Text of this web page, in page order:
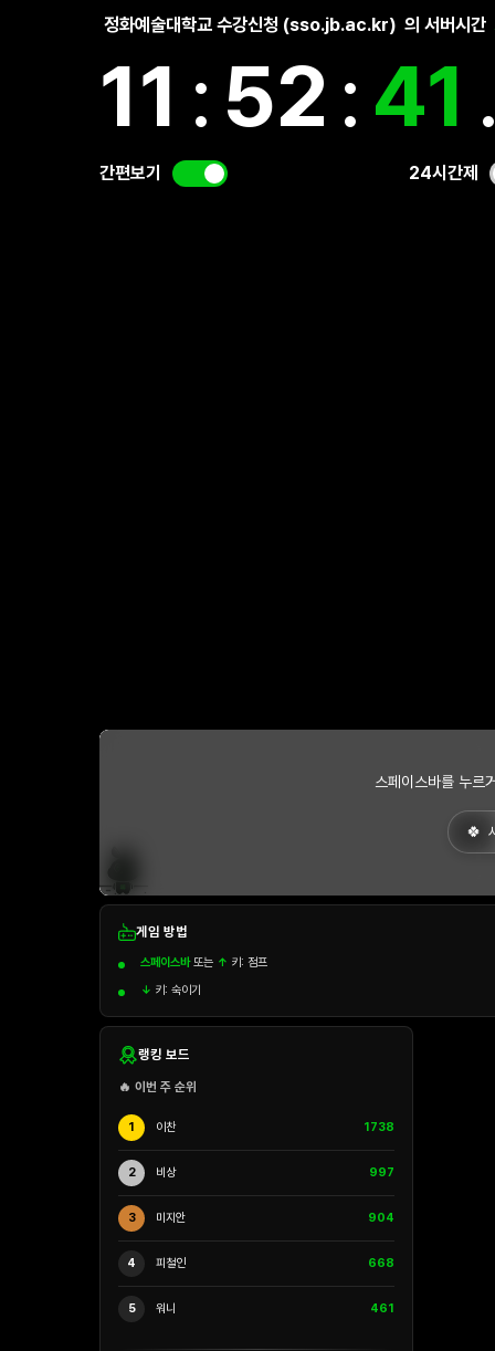
정화예술대학교 수강신청 (sso.jb.ac.kr) 의 서버시간
11 : 52 :42
간편보기 24시간제
스페이스바를 누르
게임 방법
스페이스바또는 ↑ 키: 점프
↓ 키: 숙이기
랭킹 보드
🔥 이번 주 순위
1 이찬 1738
2 비상 997
3 미지안 904
4 피철인 668
5 워니 461